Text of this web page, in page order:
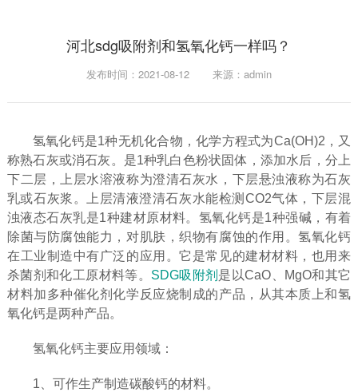
河北sdg吸附剂和氢氧化钙一样吗？
发布时间：2021-08-12 来源：admin
氢氧化钙是1种无机化合物，化学方程式为Ca(OH)2，又
称熟石灰或消石灰。是1种乳白色粉状固体，添加水后，分上
下二层，上层水溶液称为澄清石灰水，下层悬浊液称为石灰
乳或石灰浆。上层清液澄清石灰水能检测CO2气体，下层混
浊液态石灰乳是1种建材原材料。氢氧化钙是1种强碱，有着
除菌与防腐蚀能力，对肌肤，织物有腐蚀的作用。氢氧化钙
在工业制造中有广泛的应用。它是常见的建材材料，也用来
杀菌剂和化工原材料等。 SDG吸附剂 是以CaO、MgO和其它
材料加多种催化剂化学反应烧制成的产品，从其本质上和氢
氧化钙是两种产品。
氢氧化钙主要应用领域：
1、可作生产制造碳酸钙的材料。